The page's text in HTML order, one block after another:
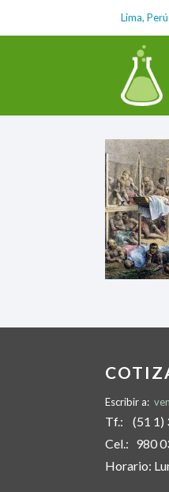
Lima,
Escribir a:
Tf.: (51 1)
Cel.: 980
Horario: